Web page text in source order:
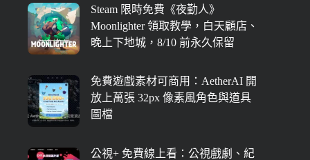
Steam 限時免費《夜勤人》
Moonlighter 領取教學，白天顧店、
晚上下地城，8/10 前永久保留
免費遊戲素材可商用：AetherAI 開
放上萬張 32px 像素風角色與道具
圖檔
公視+ 免費線上看：公視戲劇、紀